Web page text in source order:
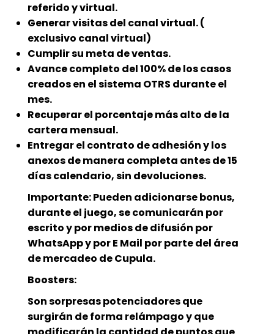
referido y virtual.
Generar visitas del canal virtual. (
exclusivo canal virtual)
Cumplir su meta de ventas.
Avance completo del 100% de los casos
creados en el sistema OTRS durante el
mes.
Recuperar el porcentaje más alto de la
cartera mensual.
Entregar el contrato de adhesión y los
anexos de manera completa antes de 15
días calendario, sin devoluciones.
Importante: Pueden adicionarse bonus,
durante el juego, se comunicarán por
escrito y por medios de difusión por
WhatsApp y por E Mail por parte del área
de mercadeo de Cupula.
Boosters:
Son sorpresas potenciadores que
surgirán de forma relámpago y que